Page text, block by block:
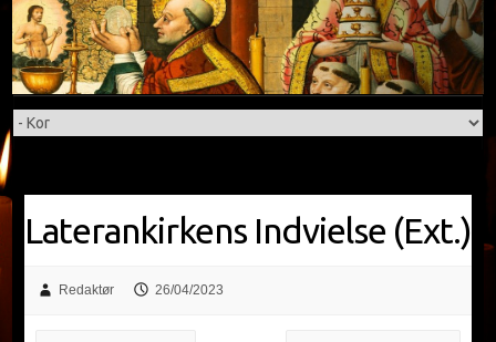
Laterankirkens Indvielse (Ext.)
Redaktør 26/04/2023